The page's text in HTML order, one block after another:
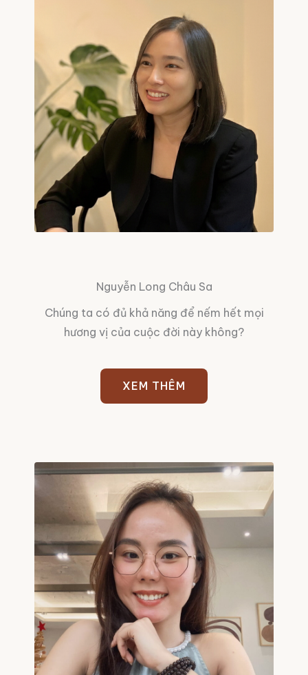
Nguyễn Long Châu Sa
Chúng ta có đủ khả năng để nếm hết mọi
hương vị của cuộc đời này không?
XEM THÊM